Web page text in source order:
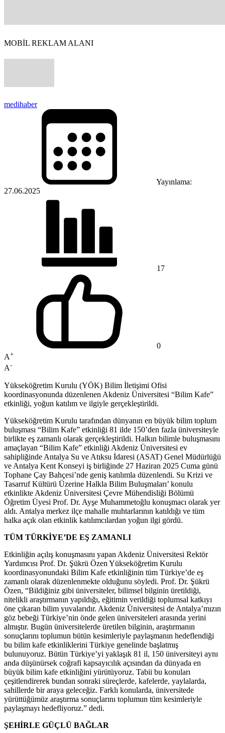
MOBİL REKLAM ALANI
medihaber
Yayınlama:
27.06.2025
17
0
A+
A-
Yükseköğretim Kurulu (YÖK) Bilim İletişimi Ofisi
koordinasyonunda düzenlenen Akdeniz Üniversitesi “Bilim Kafe”
etkinliği, yoğun katılım ve ilgiyle gerçekleştirildi.
Yükseköğretim Kurulu tarafından dünyanın en büyük bilim toplum
buluşması “Bilim Kafe” etkinliği 81 ilde 150’den fazla üniversiteyle
birlikte eş zamanlı olarak gerçekleştirildi. Halkın bilimle buluşmasını
amaçlayan “Bilim Kafe” etkinliği Akdeniz Üniversitesi ev
sahipliğinde Antalya Su ve Atıksu İdaresi (ASAT) Genel Müdürlüğü
ve Antalya Kent Konseyi iş birliğinde 27 Haziran 2025 Cuma günü
Tophane Çay Bahçesi’nde geniş katılımla düzenlendi. Su Krizi ve
Tasarruf Kültürü Üzerine Halkla Bilim Buluşmaları’ konulu
etkinlikte Akdeniz Üniversitesi Çevre Mühendisliği Bölümü
Öğretim Üyesi Prof. Dr. Ayşe Muhammetoğlu konuşmacı olarak yer
aldı. Antalya merkez ilçe mahalle muhtarlarının katıldığı ve tüm
halka açık olan etkinlik katılımcılardan yoğun ilgi gördü.
TÜM TÜRKİYE’DE EŞ ZAMANLI
Etkinliğin açılış konuşmasını yapan Akdeniz Üniversitesi Rektör
Yardımcısı Prof. Dr. Şükrü Özen Yükseköğretim Kurulu
koordinasyonundaki Bilim Kafe etkinliğinin tüm Türkiye’de eş
zamanlı olarak düzenlenmekte olduğunu söyledi. Prof. Dr. Şükrü
Özen, “Bildiğiniz gibi üniversiteler, bilimsel bilginin üretildiği,
nitelikli araştırmanın yapıldığı, eğitimin verildiği toplumsal katkıyı
öne çıkaran bilim yuvalarıdır. Akdeniz Üniversitesi de Antalya’mızın
göz bebeği Türkiye’nin önde gelen üniversiteleri arasında yerini
almıştır. Bugün üniversitelerde üretilen bilginin, araştırmanın
sonuçlarını toplumun bütün kesimleriyle paylaşmanın hedeflendiği
bu bilim kafe etkinliklerini Türkiye genelinde başlatmış
bulunuyoruz. Bütün Türkiye’yi yaklaşık 81 il, 150 üniversiteyi aynı
anda düşünürsek coğrafi kapsayıcılık açısından da dünyada en
büyük bilim kafe etkinliğini yürütüyoruz. Tabii bu konuları
çeşitlendirerek bundan sonraki süreçlerde, kafelerde, yaylalarda,
sahillerde bir araya geleceğiz. Farklı konularda, üniversitede
yürüttüğümüz araştırma sonuçlarını toplumun tüm kesimleriyle
paylaşmayı hedefliyoruz.” dedi.
ŞEHİRLE GÜÇLÜ BAĞLAR